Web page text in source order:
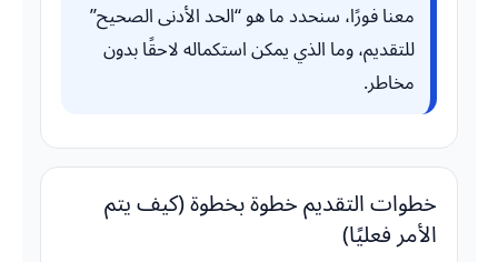
معنا فورًا، سنحدد ما هو “الحد الأدنى الصحيح”
للتقديم، وما الذي يمكن استكماله لاحقًا بدون
مخاطر.
خطوات التقديم خطوة بخطوة (كيف يتم
الأمر فعليًا)